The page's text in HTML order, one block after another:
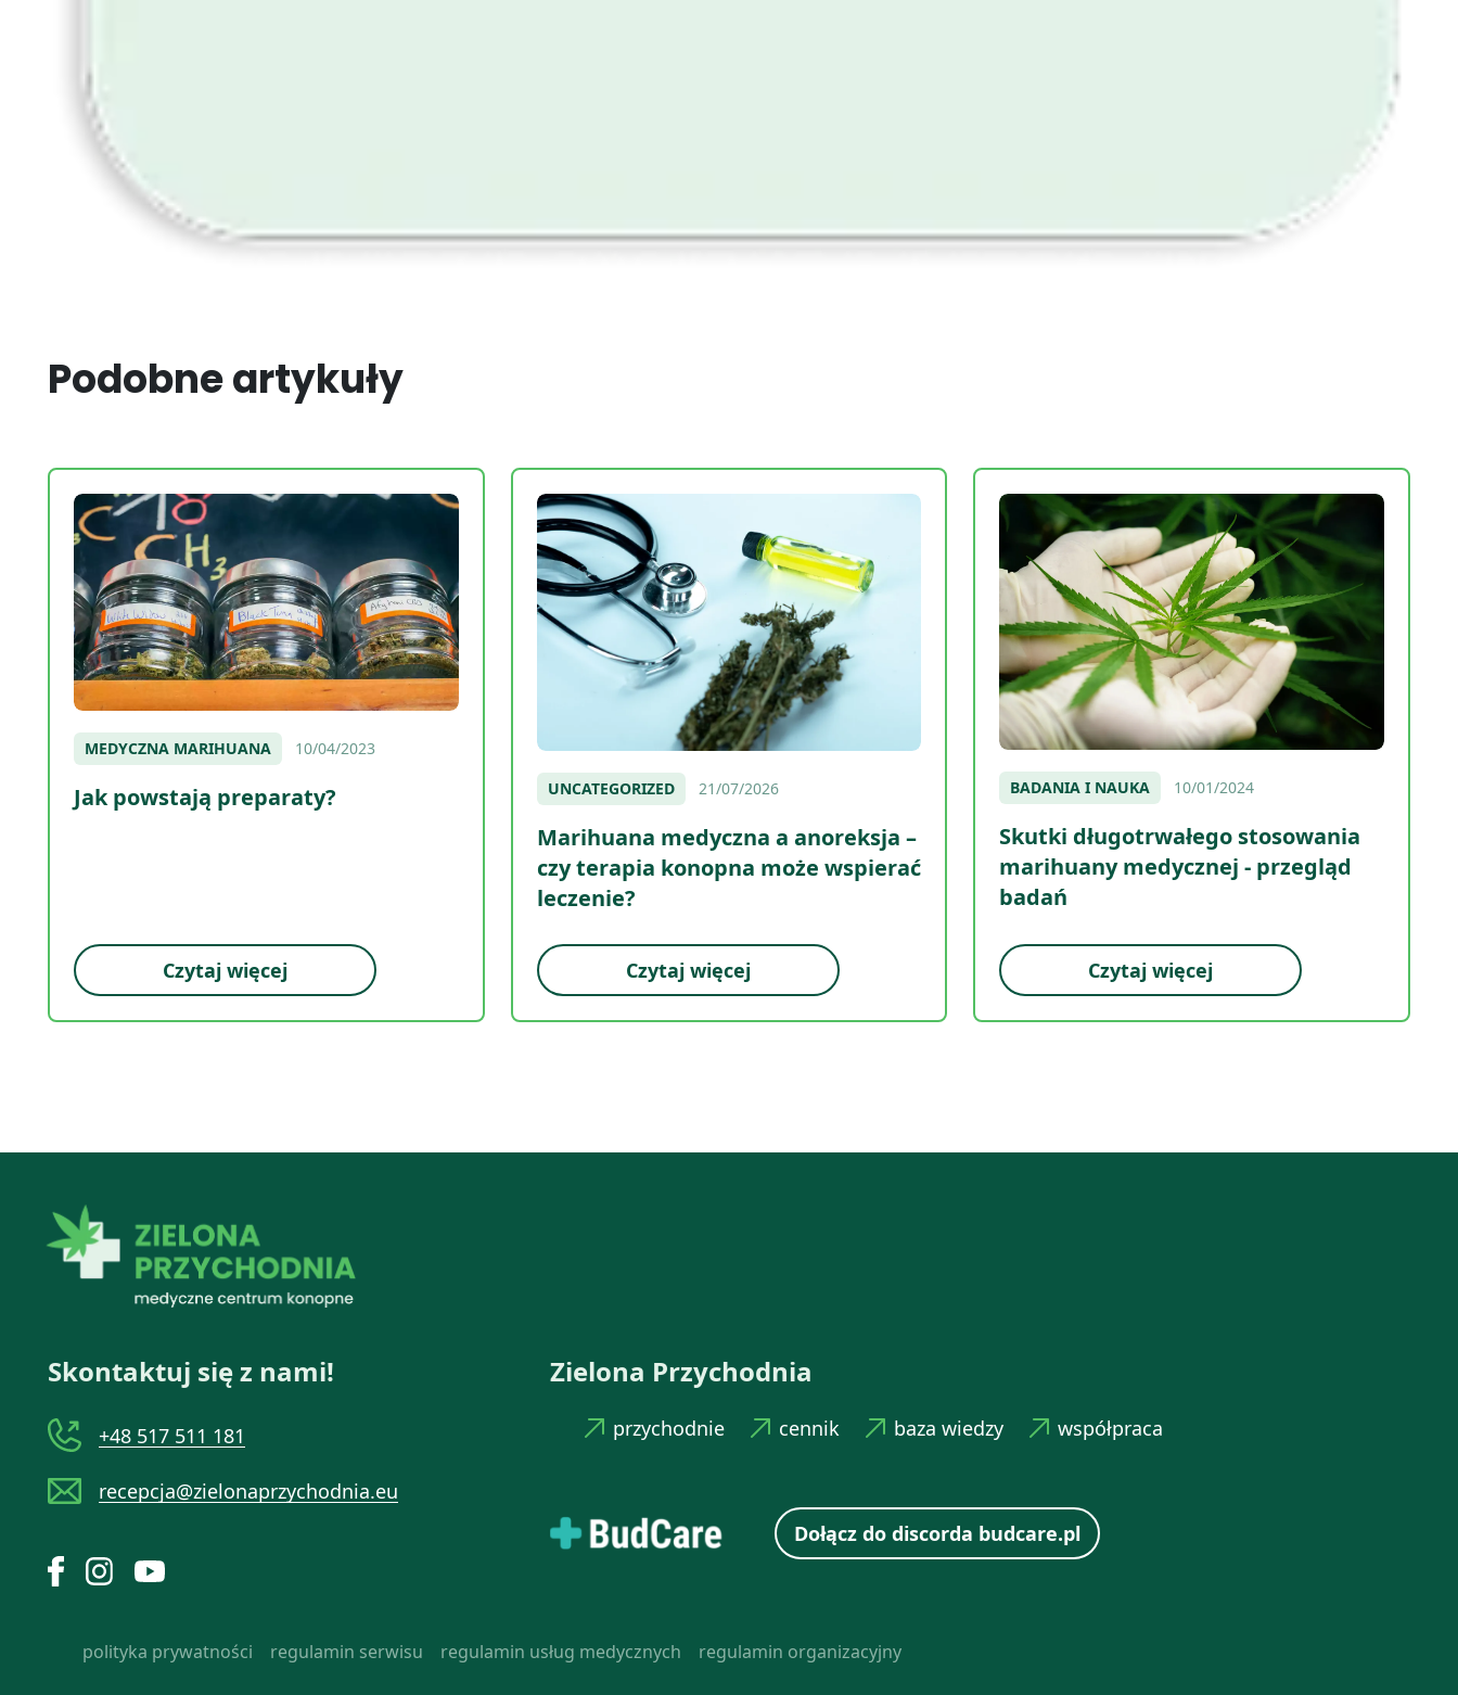
Podobne artykuły
MEDYCZNA MARIHUANA 10/04/2023
Jak powstają preparaty?
Czytaj więcej
UNCATEGORIZED 21/07/2026
Marihuana medyczna a anoreksja –
czy terapia konopna może wspierać
leczenie?
Czytaj więcej
BADANIA I NAUKA 10/01/2024
Skutki długotrwałego stosowania
marihuany medycznej - przegląd
badań
Czytaj więcej
Skontaktuj się z nami!
+48 517 511 181
recepcja@zielonaprzychodnia.eu
Zielona Przychodnia
przychodnie cennik baza wiedzy współpraca
Dołącz do discorda budcare.pl
polityka prywatności regulamin serwisu regulamin usług medycznych regulamin organizacyjny